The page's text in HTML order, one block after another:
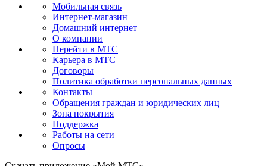
Мобильная связь
Интернет-магазин
Домашний интернет
О компании
Перейти в МТС
Карьера в МТС
Договоры
Политика обработки персональных данных
Контакты
Обращения граждан и юридических лиц
Зона покрытия
Поддержка
Работы на сети
Опросы